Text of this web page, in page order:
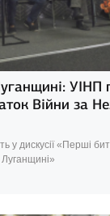
УІНП
Війни за
у дискусії «Перші